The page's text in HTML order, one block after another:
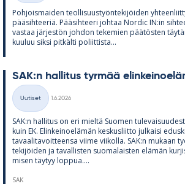
Poh­jois­mai­den teol­li­suus­työn­te­ki­jöi­den
pää­sih­tee­riä. Pää­sih­teeri joh­taa Nor­dic IN:in
vas­taa jär­jes­tön joh­don te­ke­mien pää­tös­ten
kuu­luu siksi pit­kälti po­liit­tista...
SAK:n hal­li­tus tyr­mää
Kategoriat
Uutiset
1.6.2026
SAK:n hal­li­tus on eri mieltä Suo­men
kuin EK. Elin­kei­noe­lä­män kes­kus­liitto jul­kaisi
ta­vaa­li­ta­voit­teensa viime vii­kolla. SAK:n mu­kaan
te­ki­jöi­den ja ta­val­lis­ten suo­ma­lais­ten elä­män
mi­sen täy­tyy lop­pua....
SAK